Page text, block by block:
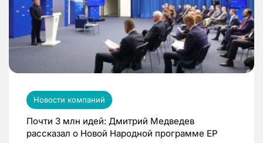
Новости компаний
Почти 3 млн идей: Дмитрий Медведев
рассказал о Новой Народной программе ЕР